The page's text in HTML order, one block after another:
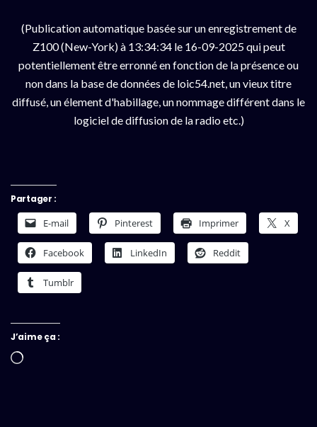
(Publication automatique basée sur un enregistrement de
Z100 (New-York) à 13:34:34 le 16-09-2025 qui peut
potentiellement être erronné en fonction de la présence ou
non dans la base de données de loic54.net, un vieux titre
diffusé, un élement d'habillage, un nommage différent dans le
logiciel de diffusion de la radio etc.)
Partager :
E-mail Pinterest Imprimer X
Facebook LinkedIn Reddit
Tumblr
J’aime ça :
Chargement…